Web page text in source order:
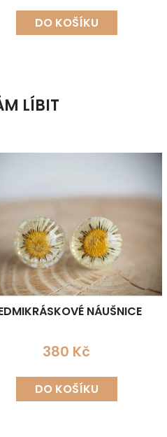
DO KOŠÍKU
LÍBIT
NÁUŠNICE
380 Kč
DO KOŠÍKU